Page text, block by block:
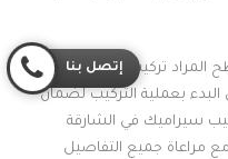
تركيب البلاط عليها،
بعملية التركيب لضمان
سيراميك في الشارقة
مراعاة جميع التفاصيل
إتصل بنا